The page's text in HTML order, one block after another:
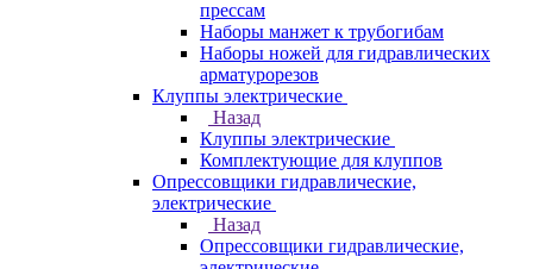
прессам
Наборы манжет к трубогибам
Наборы ножей для гидравлических
арматурорезов
Клуппы электрические
Назад
Клуппы электрические
Комплектующие для клуппов
Опрессовщики гидравлические,
электрические
Назад
Опрессовщики гидравлические,